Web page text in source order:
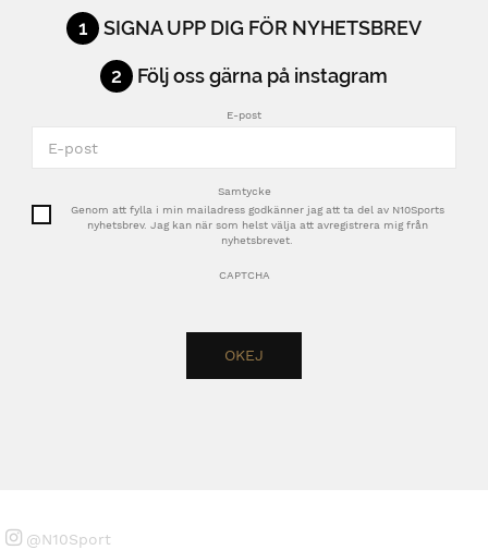
1 SIGNA UPP DIG FÖR NYHETSBREV
2 Följ oss gärna på instagram
E-post
Samtycke
Genom att fylla i min mailadress godkänner jag att ta del av N10Sports
nyhetsbrev. Jag kan när som helst välja att avregistrera mig från
nyhetsbrevet.
CAPTCHA
@N10Sport